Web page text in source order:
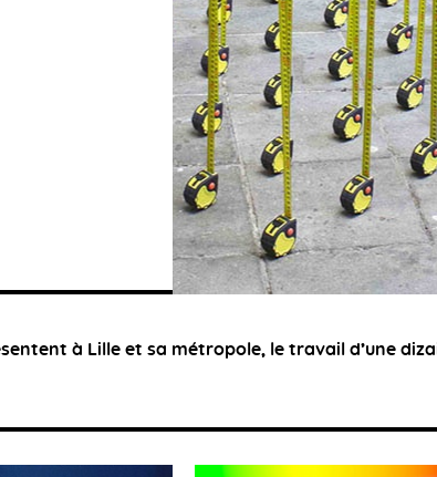
à Lille et sa métropole, le travail d’une